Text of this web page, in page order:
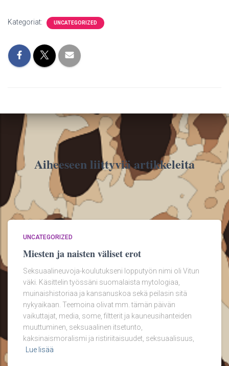
Kategoriat: UNCATEGORIZED
Aiheeseen liittyviä artikkeleita
UNCATEGORIZED
Miesten ja naisten väliset erot
Seksuaalineuvoja-koulutukseni lopputyön nimi oli Vitun
väki. Käsittelin työssäni suomalaista mytologiaa,
muinaishistoriaa ja kansanuskoa sekä peilasin sitä
nykyaikaan. Teemoina olivat mm. tämän päivän
vaikuttajat, media, some, filtterit ja kauneusihanteiden
muuttuminen, seksuaalinen itsetunto,
kaksinaismoralismi ja ristiriitaisuudet, seksuaalisuus,
Lue lisää